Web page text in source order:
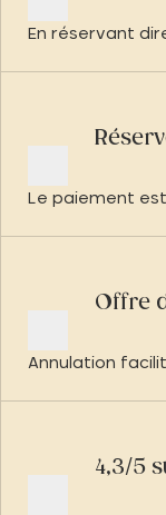
En réservant
Le paiement
Offre
Annulation
4,3/5